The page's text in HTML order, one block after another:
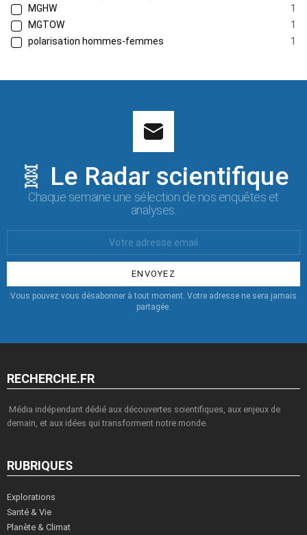
MGHW
1
MGTOW
1
polarisation hommes-femmes
1
🧬 Le Radar scientifique
Chaque semaine une sélection de nos enquêtes et
analyses.
:
Vous pouvez vous désabonner à tout moment. Votre adresse ne sera jamais
partagée.
RECHERCHE.FR
Média indépendant dédié aux découvertes scientifiques, aux enjeux de
demain, et aux idées qui transforment notre monde.
RUBRIQUES
Explorations
Santé & Vie
Planète & Climat